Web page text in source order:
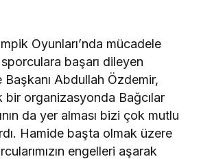
Oyunları’nda mücadele
başarı dileyen
Başkanı Abdullah Özdemir,
bir organizasyonda Bağcılar
da yer alması bizi çok mutlu
Hamide başta olmak üzere
engelleri aşarak